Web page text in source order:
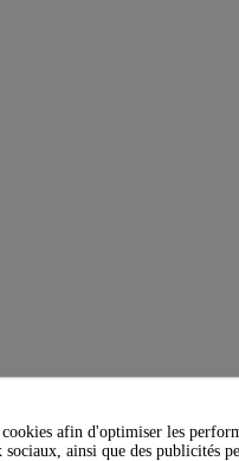
cookies afin d'optimiser les
ainsi que des publicités